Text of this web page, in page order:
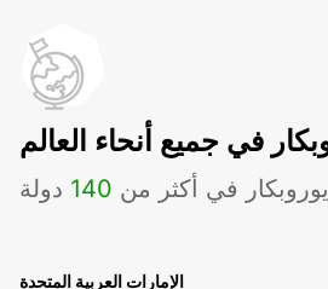
في جميع أنحاء العالم
في أكثر من 140 دولة
الإمارات العربية المتحدة